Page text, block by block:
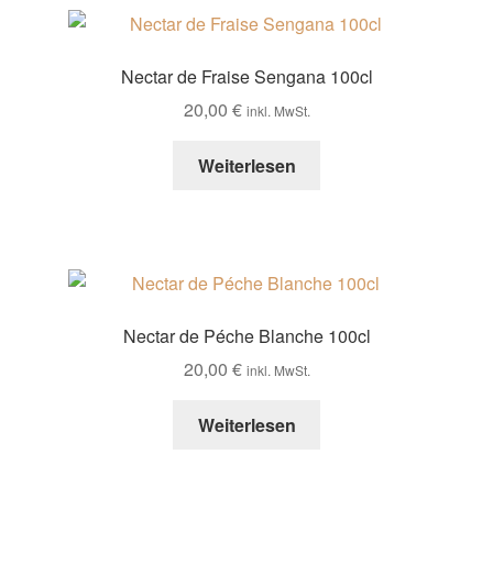
Nectar de Fraise Sengana 100cl
20,00 € inkl. MwSt.
Weiterlesen
Nectar de Péche Blanche 100cl
20,00 € inkl. MwSt.
Weiterlesen